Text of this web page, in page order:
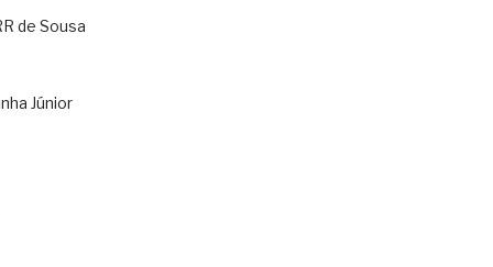
de Sousa
Júnior